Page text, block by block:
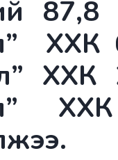
ХХК
ХХК